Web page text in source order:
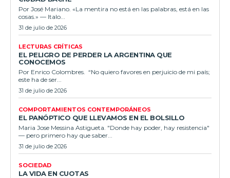
Por José Mariano. «La mentira no está en las palabras, está en las
cosas.» — Italo...
31 de julio de 2026
LECTURAS CRÍTICAS
EL PELIGRO DE PERDER LA ARGENTINA QUE
CONOCEMOS
Por Enrico Colombres. “No quiero favores en perjuicio de mi país;
este ha de ser...
31 de julio de 2026
COMPORTAMIENTOS CONTEMPORÁNEOS
EL PANÓPTICO QUE LLEVAMOS EN EL BOLSILLO
Maria Jose Messina Astigueta. "Donde hay poder, hay resistencia"
— pero primero hay que saber...
31 de julio de 2026
SOCIEDAD
LA VIDA EN CUOTAS